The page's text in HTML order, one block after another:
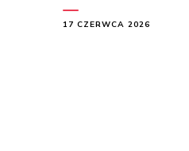
17 CZERWCA 2026